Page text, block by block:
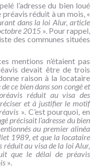
l’adresse du bien loué
réduit à un mois, «
dans la loi Alur, article
2015 ». Pour rappel,
des communes situées
mentions n’étaient pas
devait être de trois
raison à la locataire
ce bien dans son congé et
réduit au visa des
et à justifier le motif
». C’est pourquoi, en
précisait l’adresse du bien
au premier alinéa
1989, et que la locataire
réduit au visa de la loi Alur,
que le délai de préavis
».